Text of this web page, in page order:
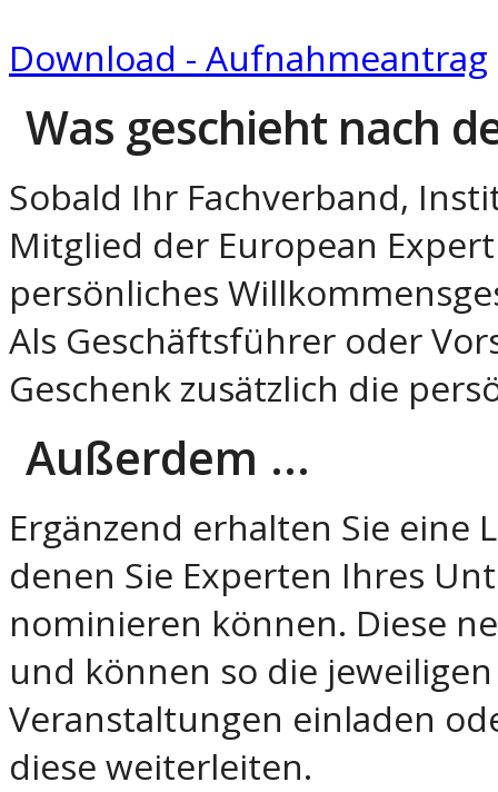
Download - Aufnahmeantrag
Was geschieht nach
Sobald Ihr Fachverband,
Mitglied der European
persönliches
Als Geschäftsführer oder
Geschenk zusätzlich die
Außerdem ...
Ergänzend erhalten Sie eine
denen Sie Experten Ihres
nominieren können. Diese
und können so die
Veranstaltungen einladen
diese weiterleiten.